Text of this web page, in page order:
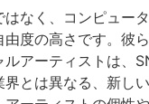
なく、コンピュー
度の高さです。彼
アーティストは、
とは異なる、新し